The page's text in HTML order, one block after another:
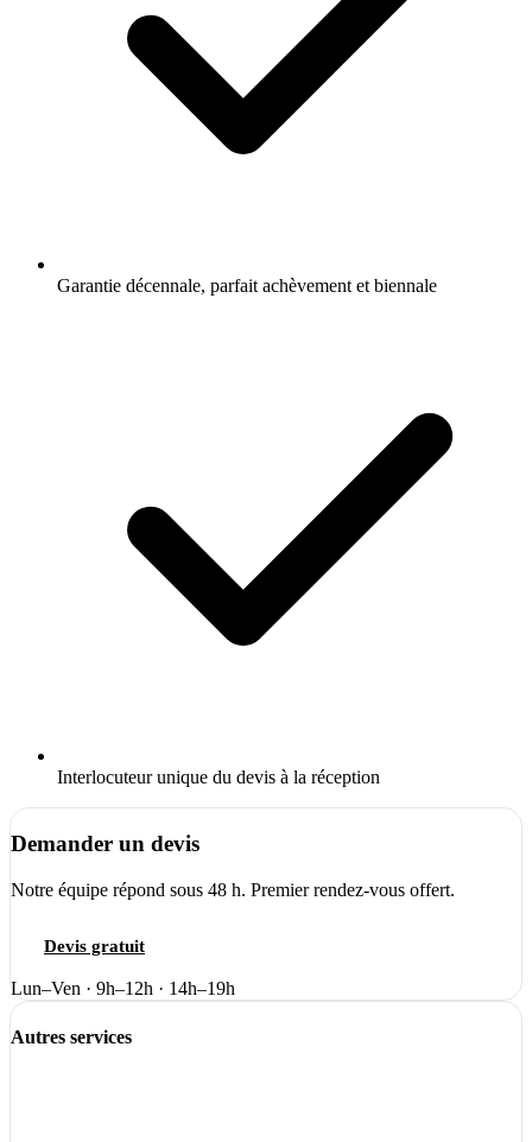
Garantie décennale, parfait achèvement et biennale
Interlocuteur unique du devis à la réception
Demander un devis
Notre équipe répond sous 48 h. Premier rendez-vous offert.
Devis gratuit
Lun–Ven · 9h–12h · 14h–19h
Autres services